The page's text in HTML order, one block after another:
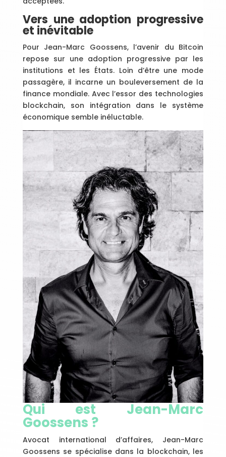
Vers une adoption progressive
et inévitable
Pour Jean-Marc Goossens, l’avenir du Bitcoin
repose sur une adoption progressive par les
institutions et les États. Loin d’être une mode
passagère, il incarne un bouleversement de la
finance mondiale. Avec l’essor des technologies
blockchain, son intégration dans le système
économique semble inéluctable.
Qui est Jean-Marc
Goossens ?
Avocat international d’affaires, Jean-Marc
Goossens se spécialise dans la blockchain, les